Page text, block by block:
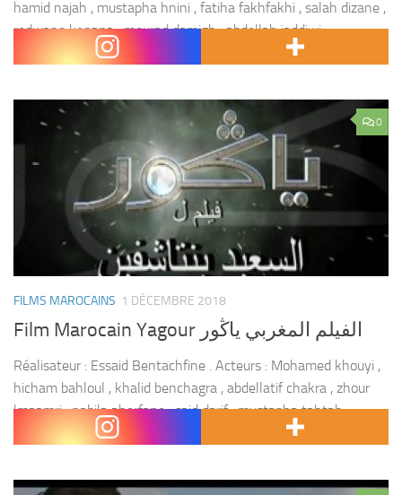
hamid najah , mustapha hnini , fatiha fakhfakhi , salah dizane ,
redwane kenana , mourad damigh , abdellah jaddiwi ,
abdelwahed slawi...
0
FILMS MAROCAINS 1 DÉCEMBRE 2018
Film Marocain Yagour الفيلم المغربي ياڭور
Réalisateur : Essaid Bentachfine . Acteurs : Mohamed khouyi ,
hicham bahloul , khalid benchagra , abdellatif chakra , zhour
lmaamri , nabila aherfane , said darif , mustapha tahtah ,
yassine ahjjam ,...